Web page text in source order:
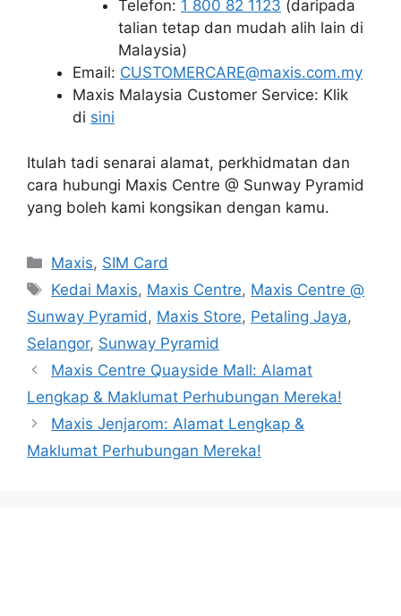
Telefon: 1 800 82 1123 (daripada
talian tetap dan mudah alih lain di
Malaysia)
Email: CUSTOMERCARE@maxis.com.my
Maxis Malaysia Customer Service: Klik
di sini
Itulah tadi senarai alamat, perkhidmatan dan
cara hubungi Maxis Centre @ Sunway Pyramid
yang boleh kami kongsikan dengan kamu.
Categories
Maxis, SIM Card
Tags
Kedai Maxis, Maxis Centre, Maxis Centre @
Sunway Pyramid , Maxis Store, Petaling Jaya,
Selangor, Sunway Pyramid
Maxis Centre Quayside Mall: Alamat
Lengkap & Maklumat Perhubungan Mereka!
Maxis Jenjarom: Alamat Lengkap &
Maklumat Perhubungan Mereka!